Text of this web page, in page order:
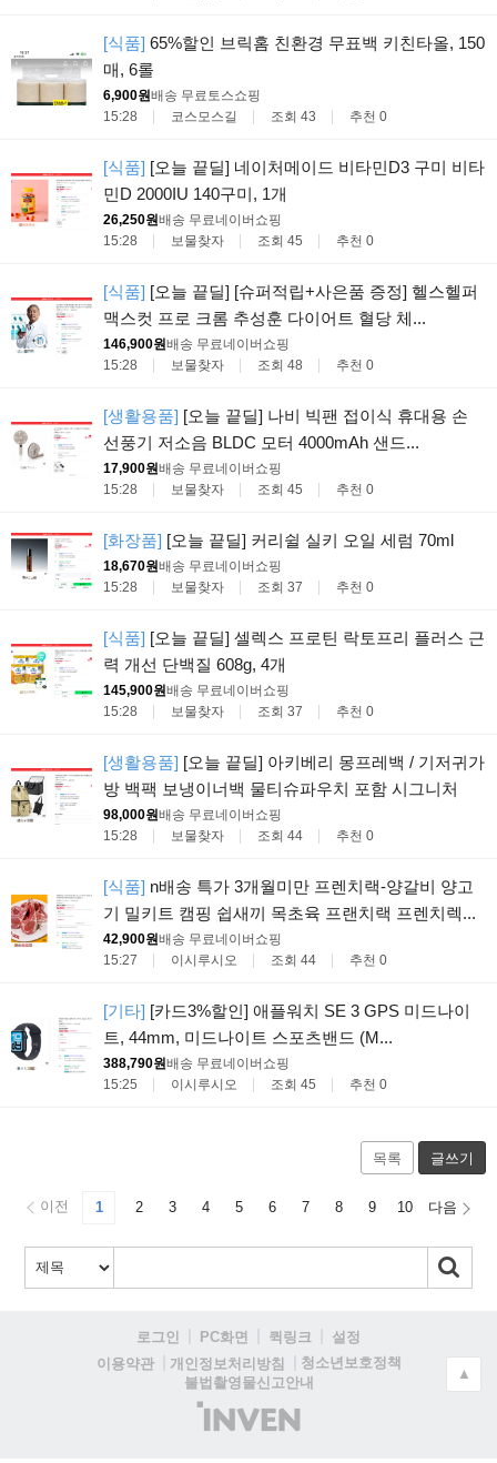
[식품] 65%할인 브릭홈 친환경 무표백 키친타올, 150
매, 6롤
6,900원배송 무료토스쇼핑
15:28
코스모스길 조회 43 추천 0
[식품] [오늘 끝딜] 네이처메이드 비타민D3 구미 비타
민D 2000IU 140구미, 1개
26,250원배송 무료네이버쇼핑
15:28
보물찾자 조회 45 추천 0
[식품] [오늘 끝딜] [슈퍼적립+사은품 증정] 헬스헬퍼
맥스컷 프로 크롬 추성훈 다이어트 혈당 체...
146,900원배송 무료네이버쇼핑
15:28
보물찾자 조회 48 추천 0
[생활용품] [오늘 끝딜] 나비 빅팬 접이식 휴대용 손
선풍기 저소음 BLDC 모터 4000mAh 샌드...
17,900원배송 무료네이버쇼핑
15:28
보물찾자 조회 45 추천 0
[화장품] [오늘 끝딜] 커리쉴 실키 오일 세럼 70ml
18,670원배송 무료네이버쇼핑
15:28
보물찾자 조회 37 추천 0
[식품] [오늘 끝딜] 셀렉스 프로틴 락토프리 플러스 근
력 개선 단백질 608g, 4개
145,900원배송 무료네이버쇼핑
15:28
보물찾자 조회 37 추천 0
[생활용품] [오늘 끝딜] 아키베리 몽프레백 / 기저귀가
방 백팩 보냉이너백 물티슈파우치 포함 시그니처
98,000원배송 무료네이버쇼핑
15:28
보물찾자 조회 44 추천 0
[식품] n배송 특가 3개월미만 프렌치랙-양갈비 양고
기 밀키트 캠핑 쉽새끼 목초육 프랜치랙 프렌치렉...
42,900원배송 무료네이버쇼핑
15:27
이시루시오 조회 44 추천 0
[기타] [카드3%할인] 애플워치 SE 3 GPS 미드나이
트, 44mm, 미드나이트 스포츠밴드 (M...
388,790원배송 무료네이버쇼핑
15:25
이시루시오 조회 45 추천 0
목록 글쓰기
이전 1 2 3 4 5 6 7 8 9 10 다음
로그인 PC화면 퀵링크
설정
이용약관
개인정보처리방침
청소년보호정책
불법촬영물신고안내
(주)
인
▲